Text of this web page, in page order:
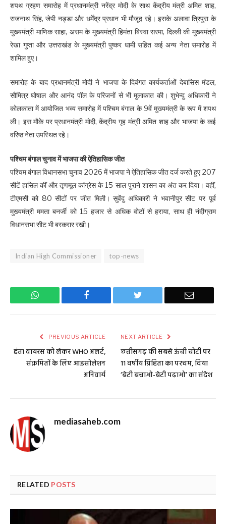
शपथ ग्रहण समारोह में प्रधानमंत्री नरेंद्र मोदी के साथ केंद्रीय मंत्री अमित शाह,
राजनाथ सिंह, जेपी नड्डा और धर्मेंद्र प्रधान भी मौजूद रहे। इसके अलावा त्रिपुरा के
मुख्यमंत्री माणिक साहा, असम के मुख्यमंत्री हिमंता बिस्वा सरमा, दिल्ली की मुख्यमंत्री
रेखा गुप्ता और उत्तराखंड के मुख्यमंत्री पुष्कर धामी सहित कई अन्य नेता समारोह में
शामिल हुए।
समारोह के बाद प्रधानमंत्री मोदी ने भाजपा के दिवंगत कार्यकर्ताओं देबासिस मंडल,
सौमित्र घोषाल और आनंद पॉल के परिजनों से भी मुलाकात की। शुभेन्दु अधिकारी ने
कोलकाता में आयोजित भव्य समारोह में पश्चिम बंगाल के 9वें मुख्यमंत्री के रूप में शपथ
ली। इस मौके पर प्रधानमंत्री मोदी, केंद्रीय गृह मंत्री अमित शाह और भाजपा के कई
वरिष्ठ नेता उपस्थित रहे।
पश्चिम बंगाल चुनाव में भाजपा की ऐतिहासिक जीत
पश्चिम बंगाल विधानसभा चुनाव 2026 में भाजपा ने ऐतिहासिक जीत दर्ज करते हुए 207
सीटें हासिल कीं और तृणमूल कांग्रेस के 15 साल पुराने शासन का अंत कर दिया। वहीं,
टीएमसी को 80 सीटों पर जीत मिली। सुवेंदु अधिकारी ने भवानीपुर सीट पर पूर्व
मुख्यमंत्री ममता बनर्जी को 15 हजार से अधिक वोटों से हराया, साथ ही नंदीग्राम
विधानसभा सीट भी बरकरार रखी।
Indian High Commissioner top-news
WhatsApp Facebook Twitter Email
PREVIOUS ARTICLE
हंता वायरस को लेकर WHO अलर्ट,
संक्रमितों के लिए आइसोलेशन
अनिवार्य
NEXT ARTICLE
छत्तीसगढ़ की सबसे ऊंची चोटी पर
11 वर्षीय ग्रिहिता का परचम, दिया
‘बेटी बचाओ-बेटी पढ़ाओ’ का संदेश
mediasaheb.com
RELATED POSTS